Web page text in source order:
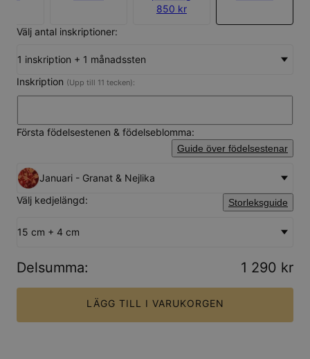
850 kr
Välj antal inskriptioner:
1 inskription + 1 månadssten
Inskription (Upp till 11 tecken):
Första födelsestenen & födelseblomma:
Guide över födelsestenar
Januari - Granat & Nejlika
Välj kedjelängd:
Storleksguide
15 cm + 4 cm
Delsumma: 1 290 kr
LÄGG TILL I VARUKORGEN